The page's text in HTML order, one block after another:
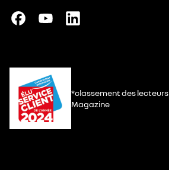
*classement des lecteurs
Magazine